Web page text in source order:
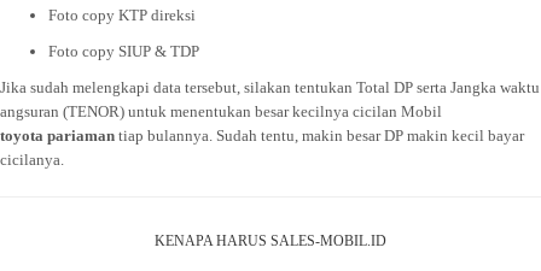
Foto copy KTP direksi
Foto copy SIUP & TDP
Jika sudah melengkapi data tersebut, silakan tentukan Total DP serta Jangka waktu
angsuran (TENOR) untuk menentukan besar kecilnya cicilan Mobil
toyota pariaman tiap bulannya. Sudah tentu, makin besar DP makin kecil bayar
cicilanya.
KENAPA HARUS SALES-MOBIL.ID